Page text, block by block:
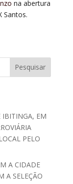
na abertura
Santos.
IBITINGA, EM
PELO
A CIDADE
A SELEÇÃO